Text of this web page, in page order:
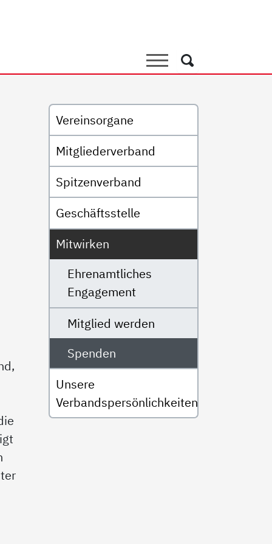
Suche
Suche
Untermenü
Vereinsorgane
Mitgliederverband
Spitzenverband
Geschäftsstelle
Mitwirken
Ehrenamtliches
Engagement
Mitglied werden
Spenden
Unsere
Verbandspersönlichkeiten